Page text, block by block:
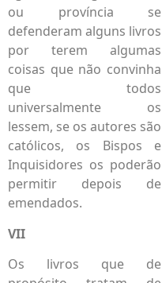
ou província se
defenderam alguns livros
por terem algumas
coisas que não convinha
que todos
universalmente os
lessem, se os autores são
católicos, os Bispos e
Inquisidores os poderão
permitir depois de
emendados.
VII
Os livros que de